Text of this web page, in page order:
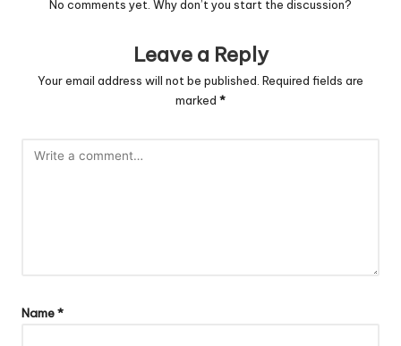
No comments yet. Why don’t you start the discussion?
Leave a Reply
Your email address will not be published. Required fields are
marked *
Name*